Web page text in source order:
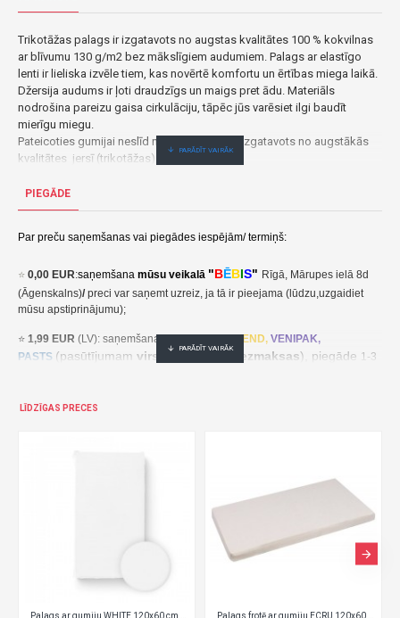
Trikotāžas palags ir izgatavots no augstas kvalitātes 100 % kokvilnas
ar blīvumu 130 g/m2 bez mākslīgiem audumiem. Palags ar elastīgo
lenti ir lieliska izvēle tiem, kas novērtē komfortu un ērtības miega laikā.
Džersija audums ir ļoti draudzīgs un maigs pret ādu. Materiāls
nodrošina pareizu gaisa cirkulāciju, tāpēc jūs varēsiet ilgi baudīt
mierīgu miegu.
Pateicoties gumijai neslīd nost no matrača. Izgatavots no augstākās
kvalitātes jersī (trikotāžas) auduma.
Krāsas var atšķirties atkarībā no monitora iestatījumiem.
13,90€ veikalā "BĒBIS" Rīgā vai bebis.lv.Pieejams(-a).
Nopirkt Palags trikotāžas 160x80 cm PINK (4289)-1000011154289-par zemu cenu,ātri,ērti,bez gaidīšanas.Cenas no vairumtirgotāja.
PIEGĀDE
Par preču saņemšanas vai piegādes iespējām/ termiņš:
⭐ 0,00 EUR:saņemšana mūsu veikalā "BĒBIS" Rīgā, Mārupes ielā 8d
(Āgenskalns)/preci var saņemt uzreiz, ja tā ir pieejama (lūdzu,uzgaidiet
mūsu apstiprinājumu);
⭐ 1,99 EUR (LV): saņemšana pakomātā SEND, VENIPAK,
PASTS (pasūtījumam virs 30,00 EUR- bezmaksas), piegāde 1-3
⭐2,49 EUR(LT, EE): saņemšana pakomātā
LT: 2,49 EUR gavimas siuntų automate UNISEND, Udrop, LPExpress,
(LV): saņemšana Paku Skapis (pasūtījumam
virs
1-3 darba dienu laikā;
- cena ir atkarīga no preču svara un izmēriem. Pēc
pasūtījuma saņemšanas mēs aprēķināsim un paziņosim kurjera piegādes
LĪDZĪGAS PRECES
Palags frotē ar gumiju ECRU 120x60 cm (612) Palags frotē ar gumiju SALMON 120x60 cm (614)